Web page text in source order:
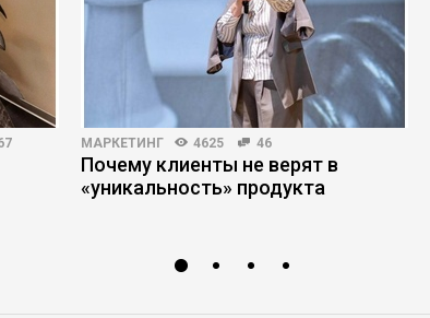
МАРКЕТИНГ 4625 46
Почему клиенты не верят в
«уникальность» продукта